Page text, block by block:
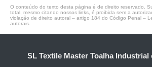
O conteúdo do texto desta página é de direito reservado.
total, mesmo citando nossos links, é proibida sem a
violação de direito autoral – artigo 184 do Código Penal –
autorais
SL Textile Master Toalha Industrial